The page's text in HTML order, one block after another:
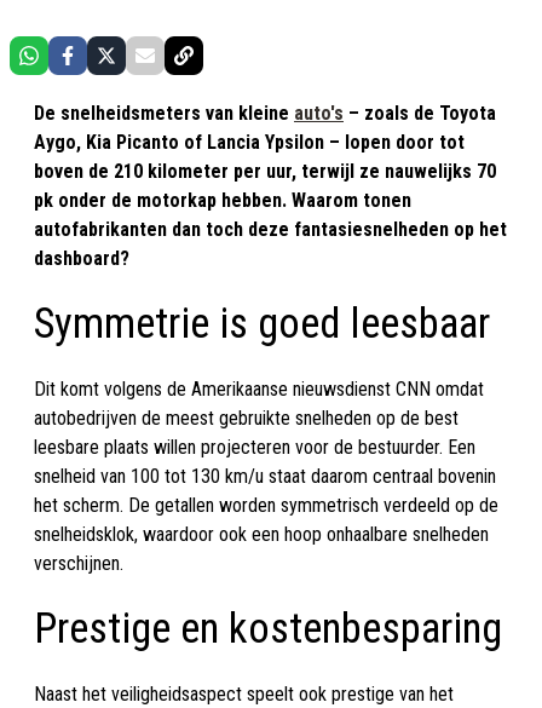
De snelheidsmeters van kleine auto's – zoals de Toyota
Aygo, Kia Picanto of Lancia Ypsilon – lopen door tot
boven de 210 kilometer per uur, terwijl ze nauwelijks 70
pk onder de motorkap hebben. Waarom tonen
autofabrikanten dan toch deze fantasiesnelheden op het
dashboard?
Symmetrie is goed leesbaar
Dit komt volgens de Amerikaanse nieuwsdienst CNN omdat
autobedrijven de meest gebruikte snelheden op de best
leesbare plaats willen projecteren voor de bestuurder. Een
snelheid van 100 tot 130 km/u staat daarom centraal bovenin
het scherm. De getallen worden symmetrisch verdeeld op de
snelheidsklok, waardoor ook een hoop onhaalbare snelheden
verschijnen.
Prestige en kostenbesparing
Naast het veiligheidsaspect speelt ook prestige van het